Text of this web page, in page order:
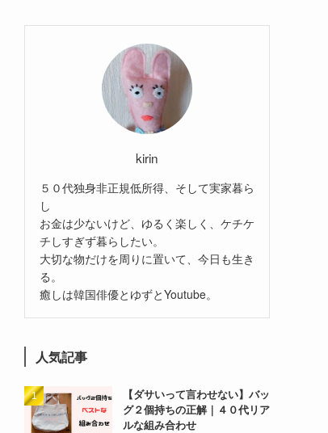
kirin
５０代独身非正規低所得、そして実家暮ら
し
お金は少ないけど、ゆるく楽しく、ケチケ
チしすぎず暮らしたい。
大切な物だけを周りに置いて、今日も生き
る。
癒しは韓国俳優とゆずとYoutube。
人気記事
【ダサいって言わせない】バッ
グ２個持ちの正解｜４０代リア
ルな組み合わせ